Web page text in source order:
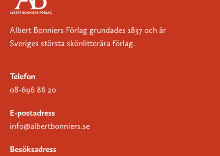
Albert Bonniers Förlag grundades 1837 och är
Sveriges största skönlitterära förlag.
Telefon
08-696 86 20
E-postadress
info@albertbonniers.se
Besöksadress